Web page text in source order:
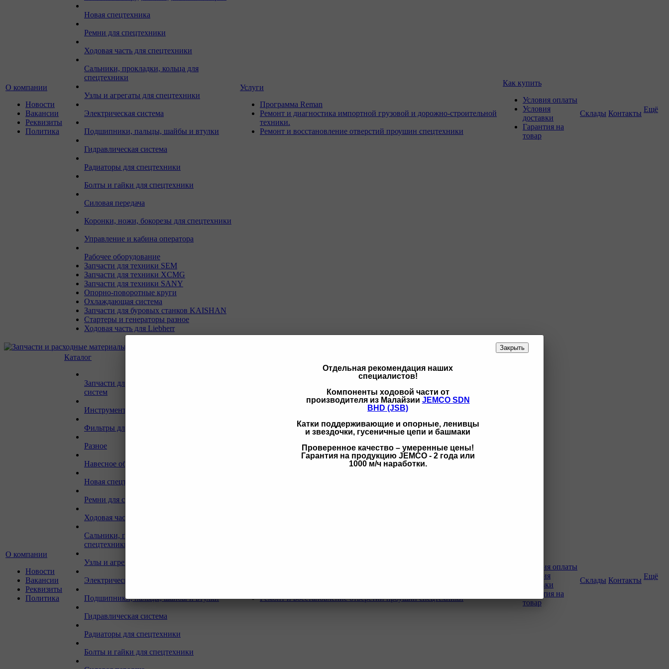
Закрыть
Отдельная рекомендация наших
специалистов!
Компоненты ходовой части от
производителя из Малайзии JEMCO SDN
BHD (JSB)
Катки поддерживающие и опорные, ленивцы
и звездочки, гусеничные цепи и башмаки
Проверенное качество – умеренные цены!
Гарантия на продукцию JEMCO - 2 года или
1000 м/ч наработки.
О компании
Новости
Вакансии
Реквизиты
Политика
Новая спецтехника
Ремни для спецтехники
Ходовая часть для спецтехники
Сальники, прокладки, кольца для
спецтехники
Узлы и агрегаты для спецтехники
Электрическая система
Подшипники, пальцы, шайбы и втулки
Гидравлическая система
Радиаторы для спецтехники
Болты и гайки для спецтехники
Силовая передача
Коронки, ножи, бокорезы для спецтехники
Управление и кабина оператора
Рабочее оборудование
Запчасти для техники SEM
Запчасти для техники XCMG
Запчасти для техники SANY
Опорно-поворотные круги
Охлаждающая система
Запчасти для буровых станков KAISHAN
Стартеры и генераторы разное
Ходовая часть для Liebherr
Услуги
Программа Reman
Ремонт и диагностика импортной грузовой и дорожно-строительной
техники.
Ремонт и восстановление отверстий проушин спецтехники
Как купить
Условия оплаты
Условия
доставки
Гарантия на
товар
Склады Контакты Ещё
О компании
Новости
Вакансии
Реквизиты
Политика
Каталог
Запчасти для двигателей и сопутствующих
систем
Инструмент и материалы для СТО
Фильтры для спецтехники
Разное
Навесное оборудование для экскаваторов
Новая спецтехника
Ремни для спецтехники
Ходовая часть для спецтехники
Сальники, прокладки, кольца для
спецтехники
Узлы и агрегаты для спецтехники
Электрическая система
Подшипники, пальцы, шайбы и втулки
Гидравлическая система
Радиаторы для спецтехники
Болты и гайки для спецтехники
Ремонт и восстановление отверстий проушин спецтехники
Условия оплаты
Условия
доставки
Гарантия на
товар
Склады Контакты Ещё